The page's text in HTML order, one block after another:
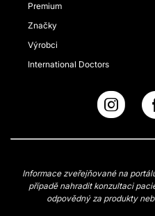
Premium
Značky
Výrobci
International Doctors
Informace zveřejňované na
případě nahradit konzultaci
odpovědný za produkty